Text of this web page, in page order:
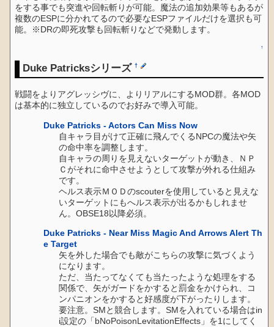
をする事でも突進や回転斬りが可能。魔法の追加効果等もあるが
複数のESPに分かれてるので必要なESPファイルだけを選択も可
能。※DRの即死攻撃も回転斬りなどで発動します。
↑
Duke Patricksシリーズ†
戦闘をよりアグレッシヴに、よりリアルにするMOD群。各MOD
は基本的に独立しているのでお好みで導入可能。
Duke Patricks - Actors Can Miss Now
自キャラ目がけて正確に飛んでくるNPCの魔法や矢
の命中率を調整します。
自キャラの周りを見えないターゲットが動き、ＮＰ
Ｃがそれに命中させようとして攻撃が外れる仕組み
です。
ヘルス表示ＭＯＤのscouterを使用していると見えな
いターゲットにもへルス表示が出るかもしれませ
ん。OBSE18以降必須。
Duke Patricks - Near Miss Magic And Arrows Alert Th
e Target
矢を外した場合でも敵がこちらの攻撃に気づくよう
になります。
ただ、当たってなくても当たったような処理をする
関係で、矢がガードをかすると罰金をかけられ、コ
ンパニオンをかすると好感度が下がったりします。
要注意。SMと競合します。SMを入れている場合はin
i設定の「bNoPoisonLevitationEffects」を1にしてく